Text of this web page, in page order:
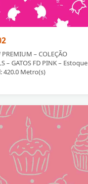
PREMIUM – COLEÇÃO
– GATOS FD PINK – Estoque
420.0 Metro(s)